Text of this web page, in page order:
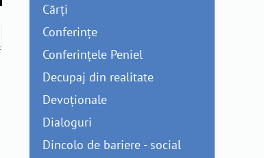
Cărți
Conferințe
Conferințele Peniel
Decupaj din realitate
Devoționale
Dialoguri
Dincolo de bariere - social